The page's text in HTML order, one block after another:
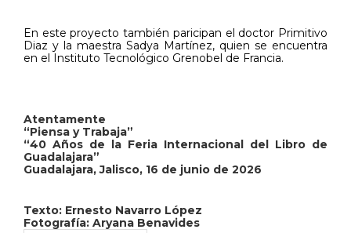
En este proyecto también paricipan el doctor Primitivo
Diaz y la maestra Sadya Martínez, quien se encuentra
en el Instituto Tecnológico Grenobel de Francia.
Atentamente
“Piensa y Trabaja”
“40 Años de la Feria Internacional del Libro de
Guadalajara”
Guadalajara, Jalisco, 16 de junio de 2026
Texto: Ernesto Navarro López
Fotografía: Aryana Benavides